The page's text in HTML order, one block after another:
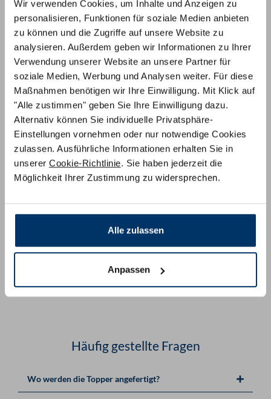
Wir verwenden Cookies, um Inhalte und Anzeigen zu
personalisieren, Funktionen für soziale Medien anbieten
zu können und die Zugriffe auf unsere Website zu
analysieren. Außerdem geben wir Informationen zu Ihrer
Verwendung unserer Website an unsere Partner für
soziale Medien, Werbung und Analysen weiter. Für diese
Maßnahmen benötigen wir Ihre Einwilligung. Mit Klick auf
"Alle zustimmen" geben Sie Ihre Einwilligung dazu.
Alternativ können Sie individuelle Privatsphäre-
Einstellungen vornehmen oder nur notwendige Cookies
zulassen. Ausführliche Informationen erhalten Sie in
unserer Cookie-Richtlinie. Sie haben jederzeit die
Möglichkeit Ihrer Zustimmung zu widersprechen.
Alle zulassen
Anpassen
Premium Gelschaum-Topper
Häufig gestellte Fragen
Wo werden die Topper angefertigt?